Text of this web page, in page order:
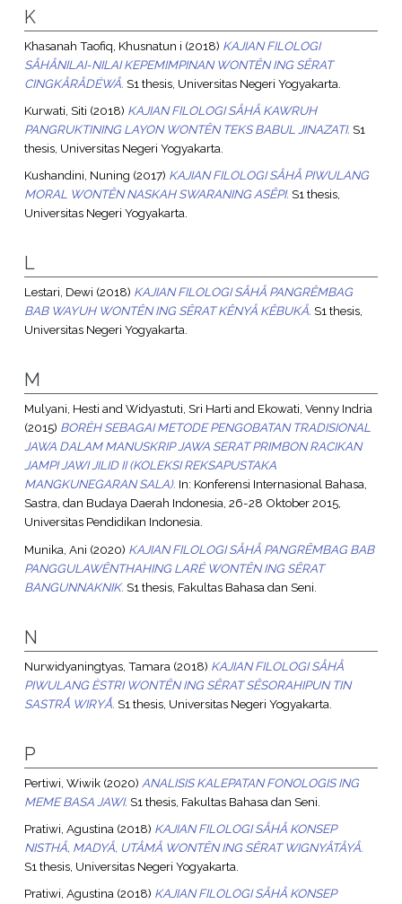
K
Khasanah Taofiq, Khusnatun i (2018) KAJIAN FILOLOGI
SÅHÅNILAI-NILAI KEPEMIMPINAN WONTÊN ING SÊRAT
CINGKÅRÅDÉWÅ. S1 thesis, Universitas Negeri Yogyakarta.
Kurwati, Siti (2018) KAJIAN FILOLOGI SÅHÅ KAWRUH
PANGRUKTINING LAYON WONTÊN TEKS BABUL JINAZATI. S1
thesis, Universitas Negeri Yogyakarta.
Kushandini, Nuning (2017) KAJIAN FILOLOGI SÅHÅ PIWULANG
MORAL WONTÊN NASKAH SWARANING ASÊPI. S1 thesis,
Universitas Negeri Yogyakarta.
L
Lestari, Dewi (2018) KAJIAN FILOLOGI SÅHÅ PANGRÊMBAG
BAB WAYUH WONTÊN ING SÊRAT KÊNYÅ KÊBUKÅ. S1 thesis,
Universitas Negeri Yogyakarta.
M
Mulyani, Hesti andWidyastuti, Sri Harti and Ekowati, Venny Indria
(2015) BORÈH SEBAGAI METODE PENGOBATAN TRADISIONAL
JAWA DALAM MANUSKRIP JAWA SERAT PRIMBON RACIKAN
JAMPI JAWI JILID II (KOLEKSI REKSAPUSTAKA
MANGKUNEGARAN SALA). In: Konferensi Internasional Bahasa,
Sastra, dan Budaya Daerah Indonesia, 26-28 Oktober 2015,
Universitas Pendidikan Indonesia.
Munika, Ani (2020) KAJIAN FILOLOGI SÅHÅ PANGRÊMBAG BAB
PANGGULAWÊNTHAHING LARÉ WONTÊN ING SÊRAT
BANGUNNAKNIK. S1 thesis, Fakultas Bahasa dan Seni.
N
Nurwidyaningtyas, Tamara (2018) KAJIAN FILOLOGI SÅHÅ
PIWULANG ÈSTRI WONTÊN ING SÊRAT SÊSORAHIPUN TIN
SASTRǺ WIRYǺ. S1 thesis, Universitas Negeri Yogyakarta.
P
Pertiwi, Wiwik(2020) ANALISIS KALEPATAN FONOLOGIS ING
MEME BASA JAWI. S1 thesis, Fakultas Bahasa dan Seni.
Pratiwi, Agustina (2018) KAJIAN FILOLOGI SÅHÅ KONSEP
NISTHÅ, MADYÅ, UTÅMÅ WONTÊN ING SÊRAT WIGNYÅTÅYÅ.
S1 thesis, Universitas Negeri Yogyakarta.
Pratiwi, Agustina(2018) KAJIAN FILOLOGI SÅHÅ KONSEP